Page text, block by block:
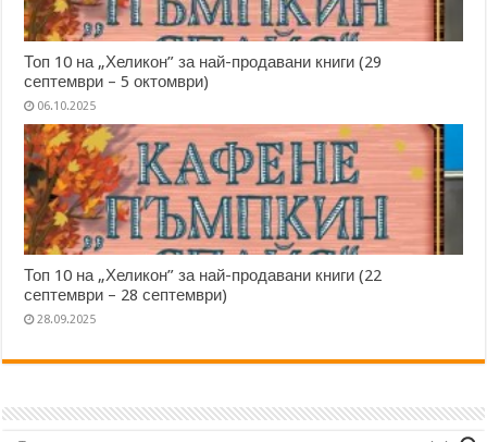
Топ 10 на „Хеликон” за най-продавани книги (29
септември – 5 октомври)
06.10.2025
Топ 10 на „Хеликон” за най-продавани книги (22
септември – 28 септември)
28.09.2025